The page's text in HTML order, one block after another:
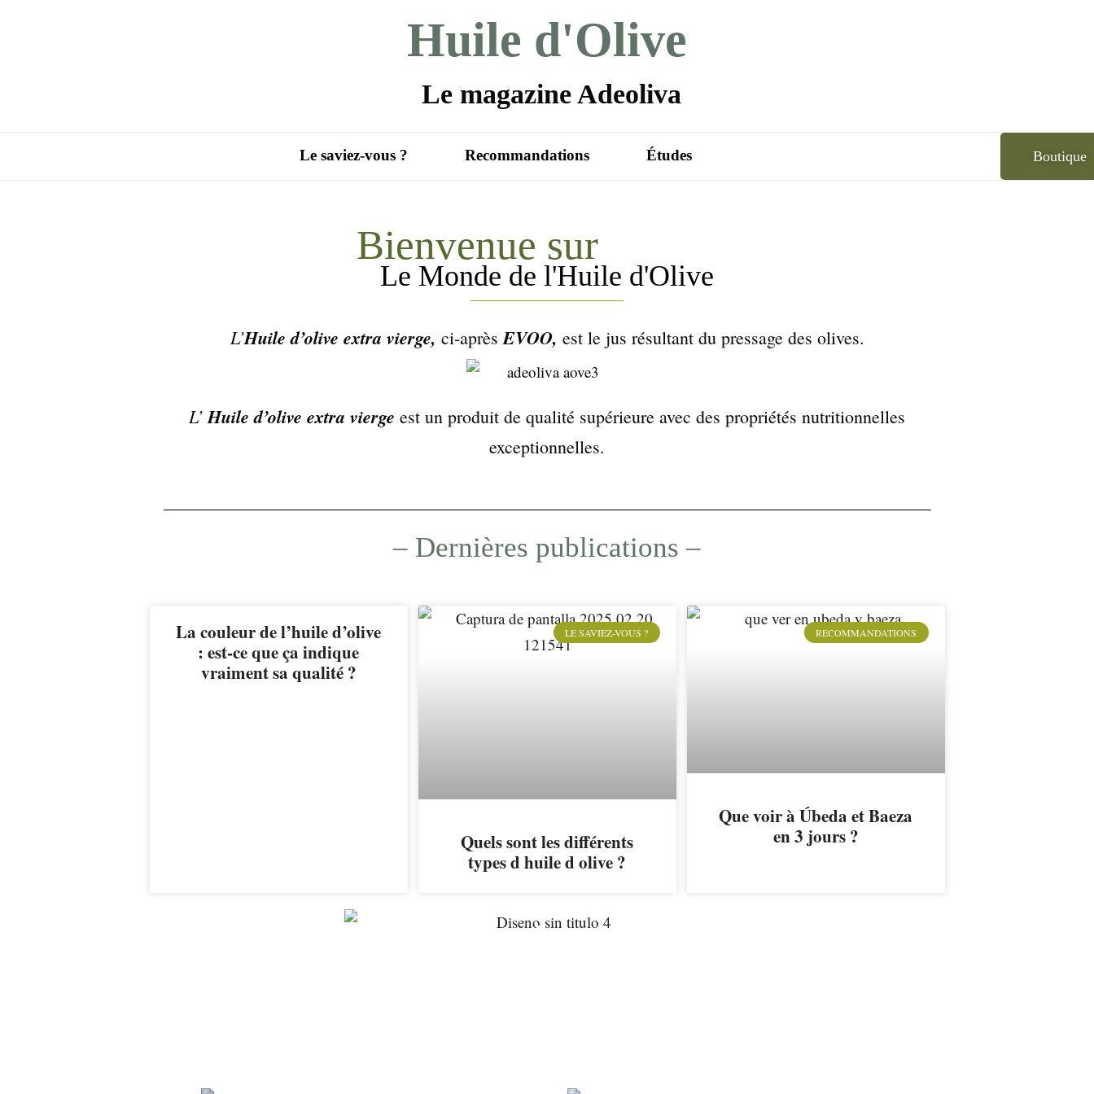
Huile d'Olive
Le magazine Adeoliva
Le saviez-vous ? Recommandations Études Boutique
Bienvenue sur
Le Monde de l'Huile d'Olive
L’Huile d’olive extra vierge, ci-après EVOO, est le jus résultant du pressage des olives.
L’ Huile d’olive extra vierge est un produit de qualité supérieure avec des propriétés nutritionnelles
exceptionnelles.
– Dernières publications –
La couleur de l’huile d’olive
: est-ce que ça indique
vraiment sa qualité ?
LE SAVIEZ-VOUS ?
Quels sont les différents
types d huile d olive ?
RECOMMANDATIONS
Que voir à Úbeda et Baeza
en 3 jours ?
Le saviez-vous ?